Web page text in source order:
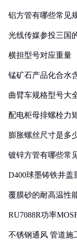
铝方管有哪些常见
光线传媒参投三国
横担型号对应重量
锰矿石产品化合水
曲臂车规格型号大
配电柜母排螺栓力
膨胀螺丝尺寸是多
镀锌方管有哪些常
D400球墨铸铁井盖
覆膜砂的耐高温性
RU7088R功率
不锈钢通风 管道施